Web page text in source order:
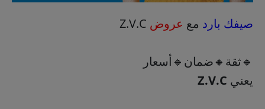
صيفك بارد مع عروض
🔹ثقة🔸ضمان🔹أسعار
يعني Z.V.C